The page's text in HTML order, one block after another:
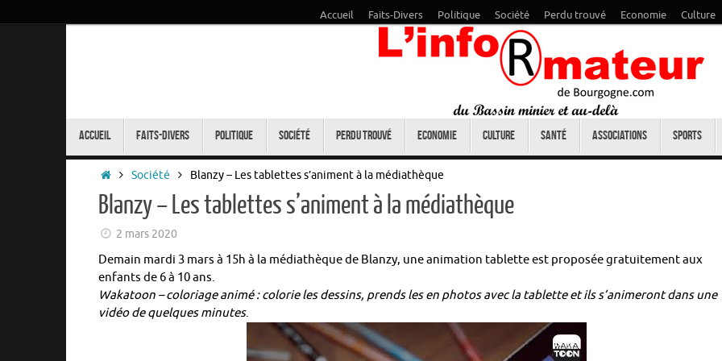
Accueil Faits-Divers Politique Société Perdu trouvé Economie Culture
Accueil Faits-Divers Politique Société Perdu trouvé Economie Culture Santé Associations Sports
Accueil
Société Blanzy – Les tablettes s’animent à la médiathèque
Blanzy – Les tablettes s’animent à la médiathèque
2 mars 2020
Demain mardi 3 mars à 15h à la médiathèque de Blanzy, une animation tablette est proposée gratuitement aux
enfants de 6 à 10 ans.
Wakatoon – coloriage animé : colorie les dessins, prends les en photos avec la tablette et ils s’animeront dans une
vidéo de quelques minutes.